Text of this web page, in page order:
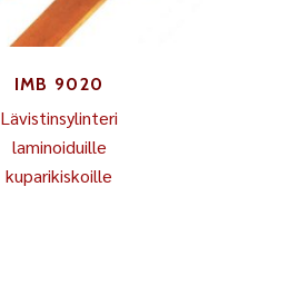
IMB 9020
Lävistinsylinteri
laminoiduille
kuparikiskoille